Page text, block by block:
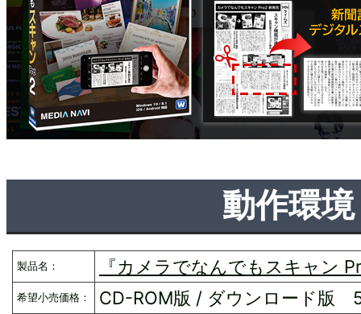
動作環境
製品名： 『カメラでなんでもスキャン
希望小売価格： CD-ROM版 / ダウンロード版